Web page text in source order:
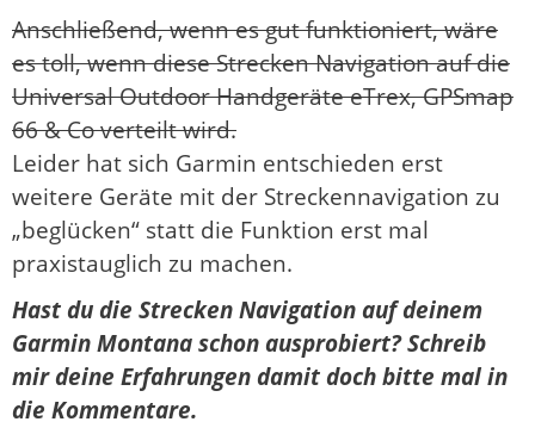
Anschließend, wenn es gut funktioniert, wäre
es toll, wenn diese Strecken Navigation auf die
Universal Outdoor Handgeräte eTrex, GPSmap
66 & Co verteilt wird.
Leider hat sich Garmin entschieden erst
weitere Geräte mit der Streckennavigation zu
„beglücken“ statt die Funktion erst mal
praxistauglich zu machen.
Hast du die Strecken Navigation auf deinem
Garmin Montana schon ausprobiert? Schreib
mir deine Erfahrungen damit doch bitte mal in
die Kommentare.